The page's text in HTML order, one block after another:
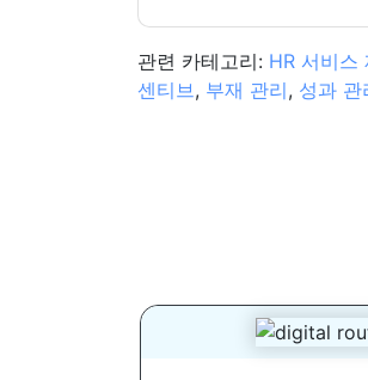
관련 카테고리: HR 서비스
센티브 , 부재 관리, 성과 관